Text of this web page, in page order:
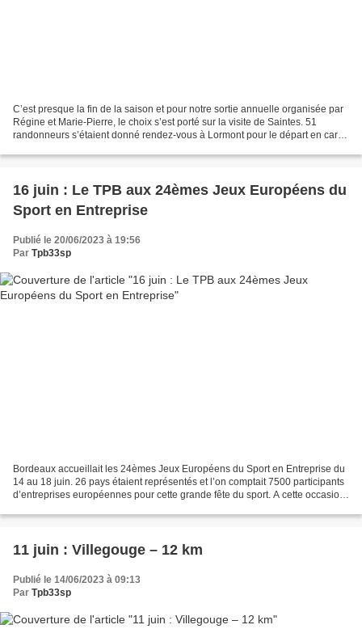
C’est presque la fin de la saison et pour notre sortie annuelle organisée par
Régine et Marie-Pierre, le choix s’est porté sur la visite de Saintes. 51
randonneurs s’étaient donné rendez-vous à Lormont pour le départ en car et
16 juin : Le TPB aux 24èmes Jeux Européens du
Sport en Entreprise
Publié le 20/06/2023 à 19:56
Par Tpb33sp
Bordeaux accueillait les 24èmes Jeux Européens du Sport en Entreprise du
14 au 18 juin. 26 pays étaient représentés et l’on comptait 7500 participants
d’entreprises européennes pour cette grande fête du sport. A cette occasion
11 juin : Villegouge – 12 km
Publié le 14/06/2023 à 09:13
Par Tpb33sp